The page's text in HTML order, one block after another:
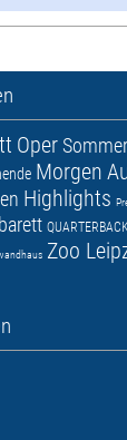
Oper
Morgen
Highlights
Zoo